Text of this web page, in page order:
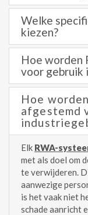
Welke
kiezen?
Hoe worden
voor gebruik
Hoe
afgestemd
Elk RWA-
met als doel om
te verwijderen.
aanwezige
is het vaak niet
schade aanricht